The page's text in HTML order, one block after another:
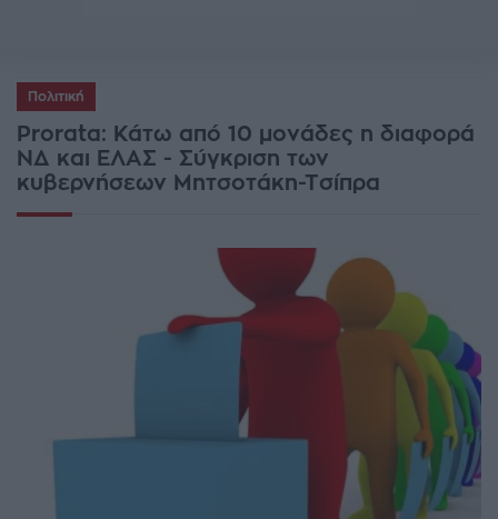
Πολιτική
Prorata: Κάτω από 10 μονάδες η διαφορά
ΝΔ και ΕΛΑΣ - Σύγκριση των
κυβερνήσεων Μητσοτάκη-Τσίπρα